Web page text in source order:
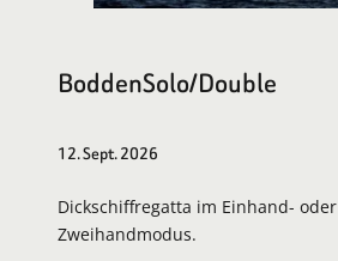
BoddenSolo/Double
12. Sept. 2026
Dickschiffregatta im Einhand- oder
Zweihandmodus.